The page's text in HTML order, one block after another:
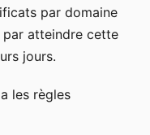
par domaine
atteindre cette
jours.
les règles